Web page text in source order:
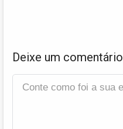
Deixe um comentário